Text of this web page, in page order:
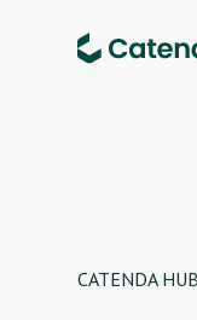
CATENDA HUB